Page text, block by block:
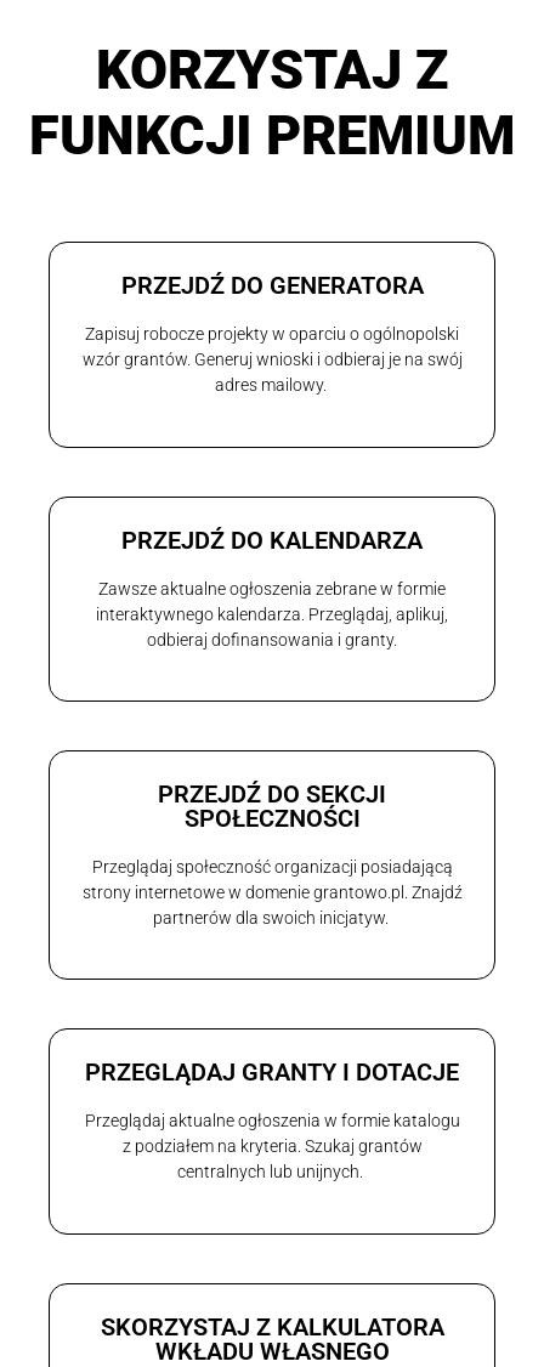
KORZYSTAJ Z
FUNKCJI PREMIUM
PRZEJDŹ DO GENERATORA
Zapisuj robocze projekty w oparciu o ogólnopolski
wzór grantów. Generuj wnioski i odbieraj je na swój
adres mailowy.
PRZEJDŹ DO KALENDARZA
Zawsze aktualne ogłoszenia zebrane w formie
interaktywnego kalendarza. Przeglądaj, aplikuj,
odbieraj dofinansowania i granty.
PRZEJDŹ DO SEKCJI
SPOŁECZNOŚCI
Przeglądaj społeczność organizacji posiadającą
strony internetowe w domenie grantowo.pl. Znajdź
partnerów dla swoich inicjatyw.
PRZEGLĄDAJ GRANTY I DOTACJE
Przeglądaj aktualne ogłoszenia w formie katalogu
z podziałem na kryteria. Szukaj grantów
centralnych lub unijnych.
SKORZYSTAJ Z KALKULATORA
WKŁADU WŁASNEGO